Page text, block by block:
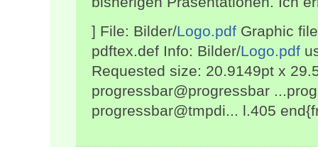
] File: Bilder/Logo.pdf Graphic
pdftex.def Info: Bilder/Logo.pdf
Requested size: 20.9149pt x
progressbar@progressbar
progressbar@tmpdi... l.405